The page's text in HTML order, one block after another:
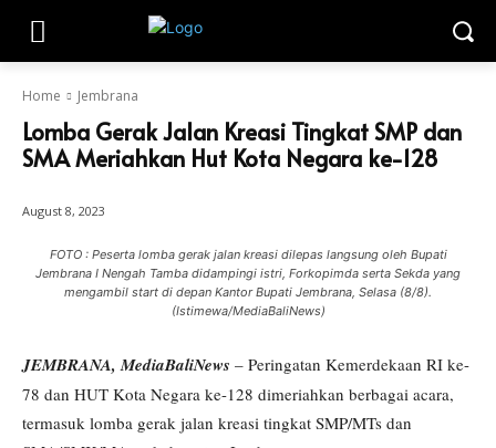
Home Jembrana
Lomba Gerak Jalan Kreasi Tingkat SMP dan
SMA Meriahkan Hut Kota Negara ke-128
August 8, 2023
FOTO : Peserta lomba gerak jalan kreasi dilepas langsung oleh Bupati
Jembrana I Nengah Tamba didampingi istri, Forkopimda serta Sekda yang
mengambil start di depan Kantor Bupati Jembrana, Selasa (8/8).
(Istimewa/MediaBaliNews)
JEMBRANA, MediaBaliNews – Peringatan Kemerdekaan RI ke-
78 dan HUT Kota Negara ke-128 dimeriahkan berbagai acara,
termasuk lomba gerak jalan kreasi tingkat SMP/MTs dan